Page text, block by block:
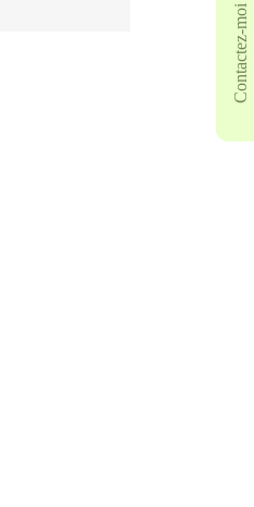
Contactez-moi